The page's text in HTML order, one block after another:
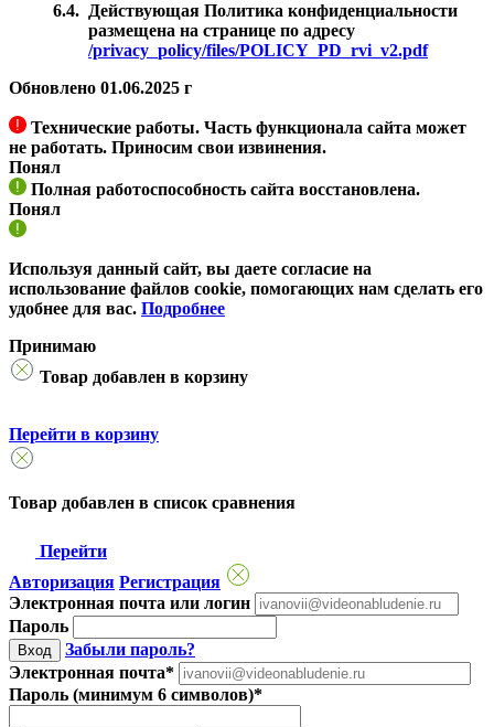
6.4. Действующая Политика конфиденциальности
размещена на странице по адресу
/privacy_policy/files/POLICY_PD_rvi_v2.pdf
Обновлено 01.06.2025 г
Технические работы. Часть функционала сайта может
не работать. Приносим свои извинения.
Понял
Полная работоспособность сайта восстановлена.
Понял
Используя данный сайт, вы даете согласие на
использование файлов cookie, помогающих нам сделать его
удобнее для вас. Подробнее
Принимаю
Товар добавлен в корзину
Перейти в корзину
Товар добавлен в список сравнения
Перейти
Авторизация Регистрация
Электронная почта или логин
Пароль
Вход
Забыли пароль?
Электронная почта*
Пароль (минимум 6 символов)*